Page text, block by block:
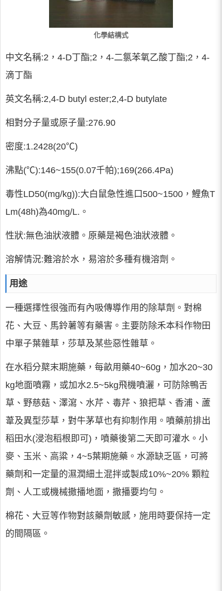
化學結構式
中文名稱:2，4-D丁酯;2，4-二氯苯氧乙酸丁酯;2，4-
滴丁酯
英文名稱:2,4-D butyl ester;2,4-D butylate
相對分子量或原子量:276.90
密度:1.2428(20℃)
沸點(℃):146~155(0.07千帕);169(266.4Pa)
毒性LD50(mg/kg)):大白鼠急性進口500~1500，鯉魚T
Lm(48h)為40mg/L.。
性狀:無色油狀液體。原藥是褐色油狀液體。
溶解情況:難溶於水，易溶於多種有機溶劑。
用途
一種選擇性很強而有內吸傳導作用的除草劑。對棉
花、大豆、馬鈴薯等有藥害。主要防除禾本科作物田
中單子葉雜草，莎草及某些惡性雜草。
在水稻分櫱末期施藥，每畝用藥40~60g，加水20~30
kg地面噴霧，或加水2.5~5kg飛機噴灑，可防除鴨舌
草、野慈菇、澤瀉、水芹、毒芹、狼把草、香浦、蘆
葦及異型莎草，對牛茅草也有抑制作用。噴藥前排出
稻田水(浸泡稻根即可)，噴藥後第二天即可灌水。小
麥、玉米、高粱，4~5葉期施藥。水源缺乏區，可將
藥劑和一定量的濕潤細土混拌或製成10%~20% 顆粒
劑、人工或機械撒播地面，撒播要均勻。
棉花、大豆等作物對該藥劑敏感，施用時要保持一定
的間隔區。